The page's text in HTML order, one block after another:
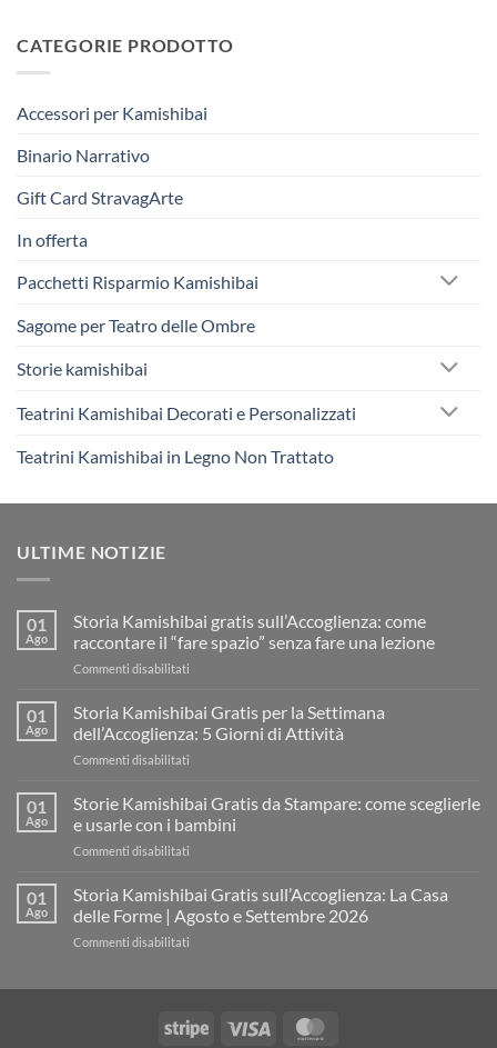
CATEGORIE PRODOTTO
Accessori per Kamishibai
Binario Narrativo
Gift Card StravagArte
In offerta
Pacchetti Risparmio Kamishibai
Sagome per Teatro delle Ombre
Storie kamishibai
Teatrini Kamishibai Decorati e Personalizzati
Teatrini Kamishibai in Legno Non Trattato
ULTIME NOTIZIE
01
Ago
Storia Kamishibai gratis sull’Accoglienza: come
raccontare il “fare spazio” senza fare una lezione
Commenti disabilitati
Kamishibai
gratis
sull’Accoglienza:
il
“fare
una
lezione
01
Ago
Storia Kamishibai Gratis per la Settimana
dell’Accoglienza: 5 Giorni di Attività
Commenti disabilitati
Kamishibai
Gratis
per
dell’Accoglienza:
Giorni
01
Ago
Storie Kamishibai Gratis da Stampare: come sceglierle
e usarle con i bambini
Commenti disabilitati
Kamishibai
Gratis
da
usarle
con
01
Ago
Storia Kamishibai Gratis sull’Accoglienza: La Casa
delle Forme | Agosto e Settembre 2026
Commenti disabilitati
La Stripe Visa